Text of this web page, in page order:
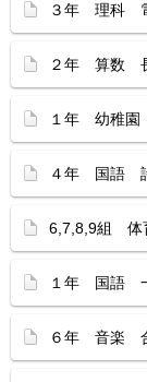
３年 理科
２年 算数
１年 幼稚園
４年 国語
6,7,8,9組 体
１年 国語 一
６年 音楽